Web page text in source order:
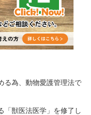
る為、動物愛護管理法で
「獣医法医学」を修了し